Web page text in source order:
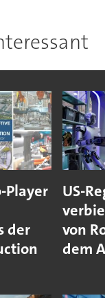
Player
der
US-
von
dem